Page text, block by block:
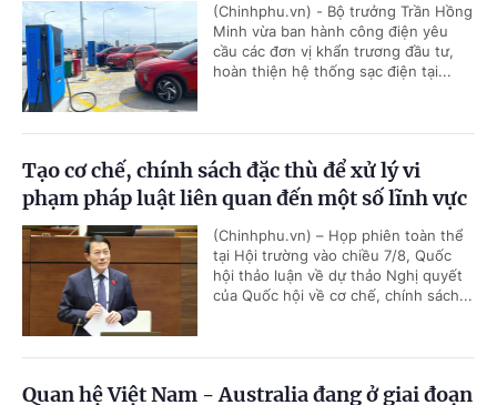
(Chinhphu.vn) - Bộ trưởng Trần Hồng
Minh vừa ban hành công điện yêu
cầu các đơn vị khẩn trương đầu tư,
hoàn thiện hệ thống sạc điện tại...
Tạo cơ chế, chính sách đặc thù để xử lý vi
phạm pháp luật liên quan đến một số lĩnh vực
(Chinhphu.vn) – Họp phiên toàn thể
tại Hội trường vào chiều 7/8, Quốc
hội thảo luận về dự thảo Nghị quyết
của Quốc hội về cơ chế, chính sách...
Quan hệ Việt Nam - Australia đang ở giai đoạn